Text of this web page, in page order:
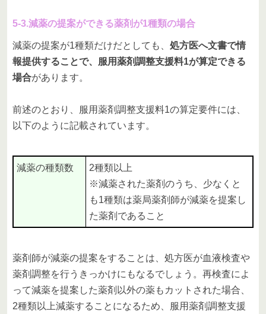
5-3.減薬の提案ができる薬剤が1種類の場合
減薬の提案が1種類だけだとしても、 処方医へ文書で情
報提供することで、服用薬剤調整支援料1が算定できる
場合があります。
前述のとおり、服用薬剤調整支援料1の算定要件には、
以下のように記載されています。
減薬の種類数
2種類以上
※減薬された薬剤のうち、少なくと
も1種類は薬局薬剤師が減薬を提案し
た薬剤であること
薬剤師が減薬の提案をすることは、処方医が血液検査や
薬剤調整を行うきっかけにもなるでしょう。再検査によ
って減薬を提案した薬剤以外の薬もカットされた場合、
2種類以上減薬することになるため、服用薬剤調整支援